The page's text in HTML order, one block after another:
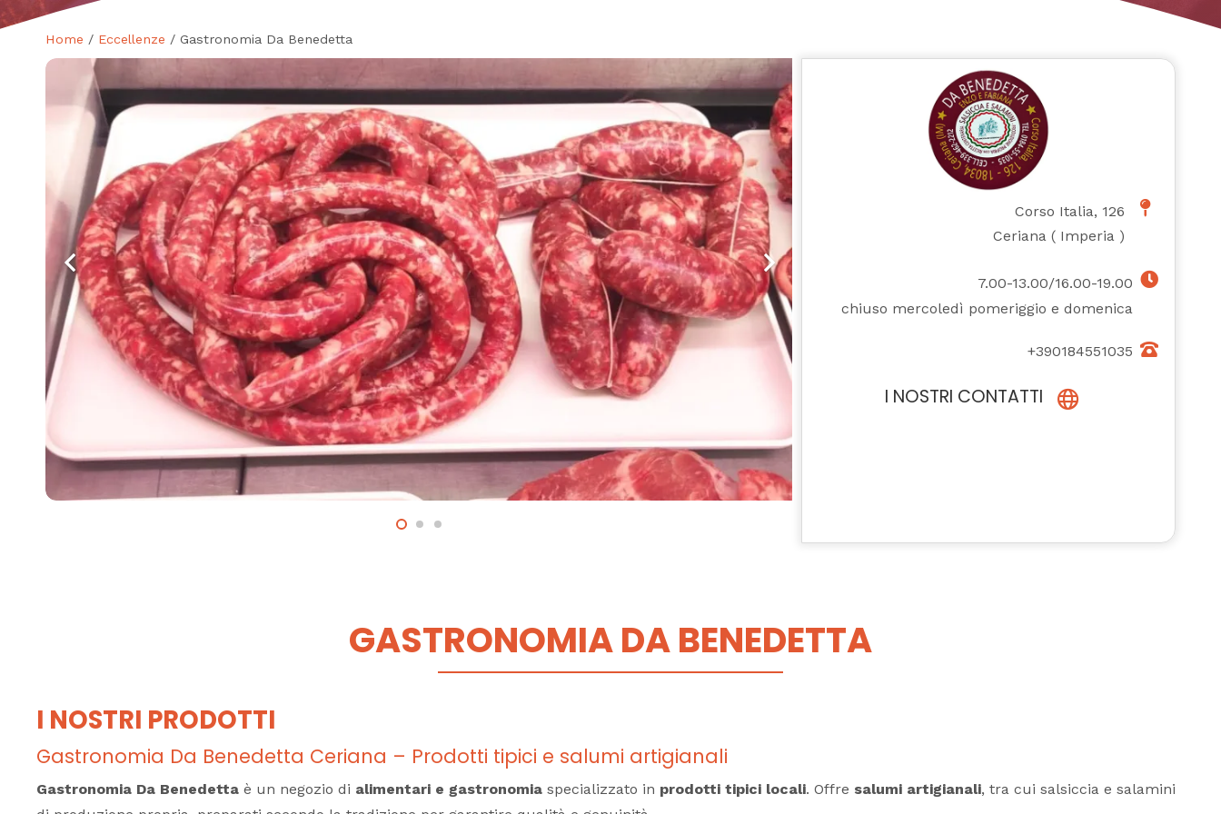
Home / Eccellenze / Gastronomia Da Benedetta
Corso Italia, 126
Ceriana ( Imperia )
7.00-13.00/16.00-19.00
chiuso mercoledì pomeriggio e domenica
+390184551035
I NOSTRI CONTATTI
GASTRONOMIA DA BENEDETTA
I NOSTRI PRODOTTI
Gastronomia Da Benedetta Ceriana – Prodotti tipici e salumi artigianali
Gastronomia Da Benedetta è un negozio di alimentari e gastronomia specializzato in prodotti tipici locali. Offre salumi artigianali, tra cui salsiccia e salamini